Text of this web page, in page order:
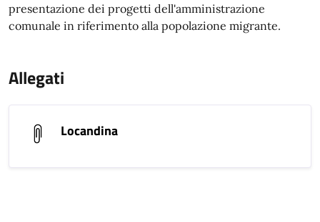
presentazione dei progetti dell'amministrazione
comunale in riferimento alla popolazione migrante.
Allegati
Locandina